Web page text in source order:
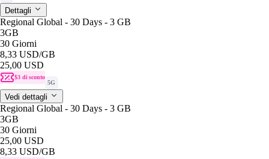
Dettagli
Regional Global - 30 Days - 3 GB
3GB
30 Giorni
8,33 USD/GB
25,00 USD
$3 di sconto
5G
Vedi dettagli
Regional Global - 30 Days - 3 GB
3GB
30 Giorni
25,00 USD
8,33 USD/GB